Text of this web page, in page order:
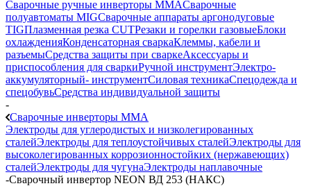
Сварочные ручные инверторы MMAСварочные
полуавтоматы MIGСварочные аппараты аргонодуговые
TIGПлазменная резка CUTРезаки и горелки газовыеБлоки
охлажденияКонденсаторная сваркаКлеммы, кабели и
разъемыСредства защиты при сваркеАксессуары и
приспособления для сваркиРучной инструментЭлектро-
аккумуляторный- инструментСиловая техникаСпецодежда и
спецобувьСредства индивидуальной защиты
-
Сварочные инверторы MMA
Электроды для углеродистых и низколегированных
сталейЭлектроды для теплоустойчивых сталейЭлектроды для
высоколегированных коррозионностойких (нержавеющих)
сталейЭлектроды для чугунаЭлектроды наплавочные
-Сварочный инвертор NEON ВД 253 (НАКС)